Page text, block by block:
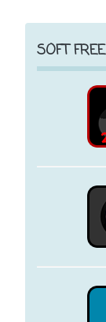
SOFT FREE